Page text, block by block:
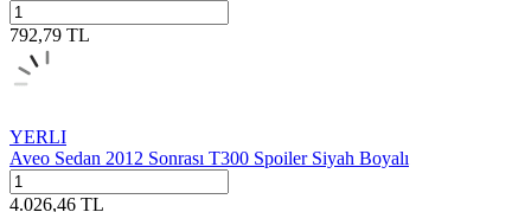
792,79 TL
YERLI
Aveo Sedan 2012 Sonrası T300 Spoiler Siyah Boyalı
4.026,46 TL